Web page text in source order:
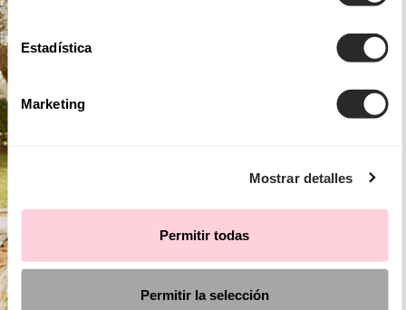
Estadística
Marketing
Mostrar detalles
Permitir todas
Permitir la selección